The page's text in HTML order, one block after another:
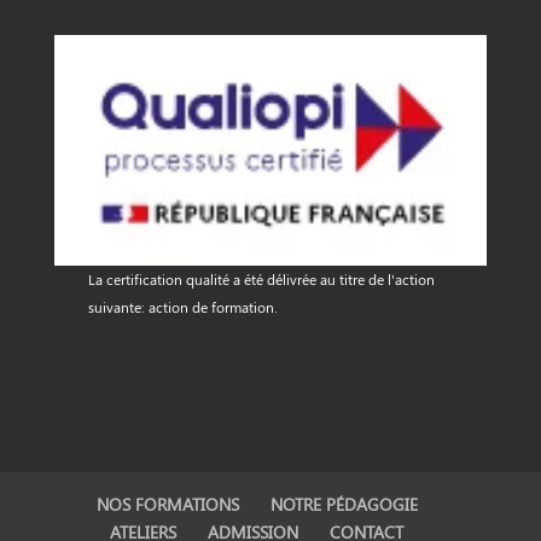
La certification qualité a été délivrée au titre de l'action
suivante: action de formation.
NOS FORMATIONS
NOTRE PÉDAGOGIE
ATELIERS
ADMISSION CONTACT